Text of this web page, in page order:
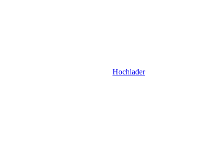
Hochlader